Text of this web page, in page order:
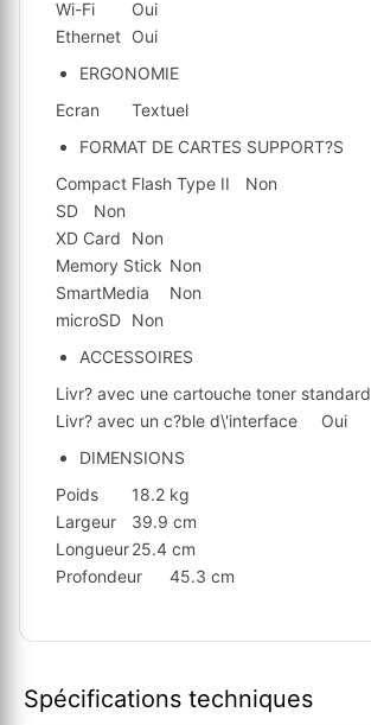
Wi-Fi
Oui
Ethernet Oui
ERGONOMIE
Ecran
Textuel
FORMAT DE CARTES SUPPORT?S
Compact Flash Type II
Non
SD
Non
XD Card
Non
Memory Stick Non
SmartMedia
Non
microSD Non
ACCESSOIRES
Livr? avec une cartouche toner standard
Livr? avec un c?ble d\'interface
Oui
DIMENSIONS
Poids
18.2 kg
Largeur
39.9 cm
Longueur25.4 cm
Profondeur
45.3 cm
Spécifications techniques